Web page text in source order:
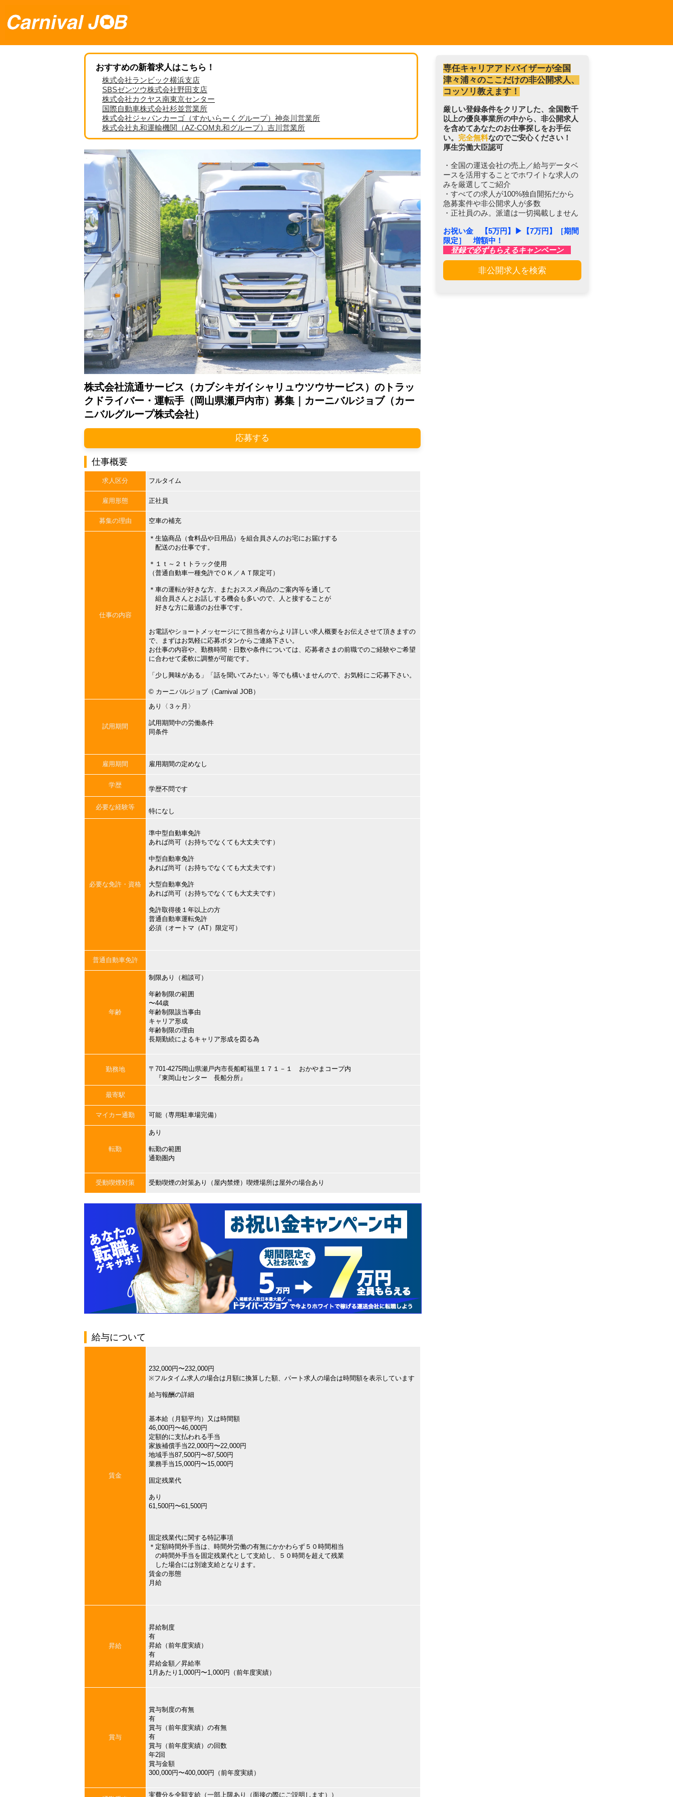
おすすめの新着求人はこちら！
株式会社ランビック横浜支店
SBSゼンツウ株式会社野田支店
株式会社カクヤス南東京センター
国際自動車株式会社杉並営業所
株式会社ジャパンカーゴ（すかいらーくグループ）神奈川営業所
株式会社丸和運輸機関（AZ-COM丸和グループ）吉川営業所
株式会社流通サービス（カブシキガイシャリュウツウサービス）のトラッ
クドライバー・運転手（岡山県瀬戸内市）募集｜カーニバルジョブ（カー
ニバルグループ株式会社）
応募する
仕事概要
求人区分 フルタイム
雇用形態 正社員
募集の理由 空車の補充
仕事の内容
＊生協商品（食料品や日用品）を組合員さんのお宅にお届けする
配送のお仕事です。
＊１ｔ～２ｔトラック使用
（普通自動車一種免許でＯＫ／ＡＴ限定可）
＊車の運転が好きな方、またおススメ商品のご案内等を通して
組合員さんとお話しする機会も多いので、人と接することが
好きな方に最適のお仕事です。
お電話やショートメッセージにて担当者からより詳しい求人概要をお伝えさせて頂きますの
で、まずはお気軽に応募ボタンからご連絡下さい。
お仕事の内容や、勤務時間・日数や条件については、応募者さまの前職でのご経験やご希望
に合わせて柔軟に調整が可能です。
「少し興味がある」「話を聞いてみたい」等でも構いませんので、お気軽にご応募下さい。
©︎ カーニバルジョブ（Carnival JOB）
試用期間
あり〈３ヶ月〉
試用期間中の労働条件
同条件
雇用期間 雇用期間の定めなし
学歴
学歴不問です
必要な経験等
特になし
必要な免許・資格
準中型自動車免許
あれば尚可（お持ちでなくても大丈夫です）
中型自動車免許
あれば尚可（お持ちでなくても大丈夫です）
大型自動車免許
あれば尚可（お持ちでなくても大丈夫です）
免許取得後１年以上の方
普通自動車運転免許
必須（オートマ（AT）限定可）
普通自動車免許
年齢
制限あり（相談可）
年齢制限の範囲
〜44歳
年齢制限該当事由
キャリア形成
年齢制限の理由
長期勤続によるキャリア形成を図る為
勤務地
〒701-4275岡山県瀬戸内市長船町福里１７１－１ おかやまコープ内
『東岡山センター 長船分所』
最寄駅
マイカー通勤 可能（専用駐車場完備）
転勤
あり
転勤の範囲
通勤圏内
受動喫煙対策 受動喫煙の対策あり（屋内禁煙）喫煙場所は屋外の場合あり
給与について
賃金
232,000円〜232,000円
※フルタイム求人の場合は月額に換算した額、パート求人の場合は時間額を表示しています
給与報酬の詳細
基本給（月額平均）又は時間額
46,000円〜46,000円
定額的に支払われる手当
家族補償手当22,000円〜22,000円
地域手当87,500円〜87,500円
業務手当15,000円〜15,000円
固定残業代
あり
61,500円〜61,500円
固定残業代に関する特記事項
＊定額時間外手当は、時間外労働の有無にかかわらず５０時間相当
の時間外手当を固定残業代として支給し、５０時間を超えて残業
した場合には別途支給となります。
賃金の形態
月給
昇給
昇給制度
有
昇給（前年度実績）
有
昇給金額／昇給率
1月あたり1,000円〜1,000円（前年度実績）
賞与
賞与制度の有無
有
賞与（前年度実績）の有無
有
賞与（前年度実績）の回数
年2回
賞与金額
300,000円〜400,000円（前年度実績）
実費分を全額支給（一部上限あり（面接の際にご説明します））
専任キャリアアドバイザーが全国
津々浦々のここだけの非公開求人、
コッソリ教えます！
厳しい登録条件をクリアした、全国数千
以上の優良事業所の中から、非公開求人
を含めてあなたのお仕事探しをお手伝
い。 完全無料なのでご安心ください！
厚生労働大臣認可
・全国の運送会社の売上／給与データベ
ースを活用することでホワイトな求人の
みを厳選してご紹介
・すべての求人が100%独自開拓だから
急募案件や非公開求人が多数
・正社員のみ。派遣は一切掲載しません
お祝い金 【5万円】▶︎【7万円】［期間
限定］ 増額中！
登録で必ずもらえるキャンペーン
非公開求人を検索